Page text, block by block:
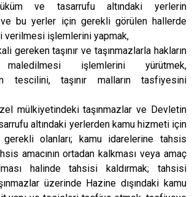
ve tasarrufu altındaki yerlerin
ve bu yerler için gerekli görülen hallerde
verilmesi işlemlerini yapmak,
gereken taşınır ve taşınmazlarla hakların
maledilmesi işlemlerini yürütmek,
tescilini, taşınır malların tasfiyesini
mülkiyetindeki taşınmazlar ve Devletin
altındaki yerlerden kamu hizmeti için
gerekli olanları; kamu idarelerine tahsis
amacının ortadan kalkması veya amaç
halinde tahsisi kaldırmak; tahsisi
üzerinde Hazine dışındaki kamu